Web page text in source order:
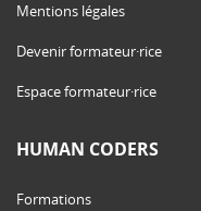
Mentions légales
Devenir formateur·rice
Espace formateur·rice
HUMAN CODERS
Formations